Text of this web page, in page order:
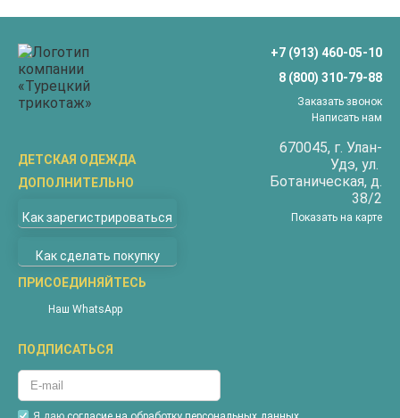
+7 (913) 460-05-10
8 (800) 310-79-88
Заказать звонок
Написать нам
670045, г. Улан-
Удэ, ул.
Ботаническая, д.
38/2
Показать на карте
ДЕТСКАЯ ОДЕЖДА
Бриджи
Верхняя одежда
Джемперы
Жилеты
Комбинезоны
Майки
Пижамы
Футболки
ДОПОЛНИТЕЛЬНО
Доставка
Оплата
Покупателям
Наши магазины
Акции
Контакты
Гарантия
Как зарегистрироваться
Как сделать покупку
ПРИСОЕДИНЯЙТЕСЬ
Наш WhatsApp
ПОДПИСАТЬСЯ